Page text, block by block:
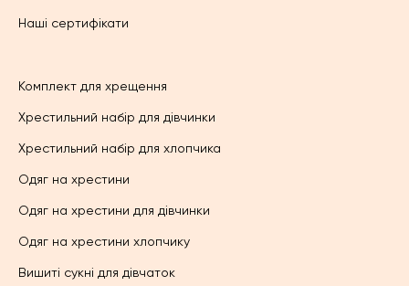
Наші сертифікати
Комплект для хрещення
Хрестильний набір для дівчинки
Хрестильний набір для хлопчика
Одяг на хрестини
Одяг на хрестини для дівчинки
Одяг на хрестини хлопчику
Вишиті сукні для дівчаток